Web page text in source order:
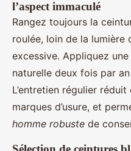
l’aspect immaculé
Rangez toujours la
roulée, loin de la lumière
excessive. Appliquez
naturelle deux fois par
L’entretien régulier
marques d’usure, et
homme robuste de